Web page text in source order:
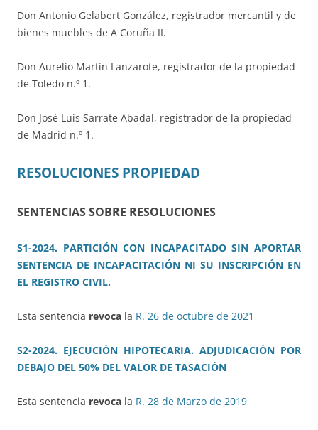
Don Antonio Gelabert González, registrador mercantil y de
bienes muebles de A Coruña II.
Don Aurelio Martín Lanzarote, registrador de la propiedad
de Toledo n.º 1.
Don José Luis Sarrate Abadal, registrador de la propiedad
de Madrid n.º 1.
RESOLUCIONES PROPIEDAD
SENTENCIAS SOBRE RESOLUCIONES
S1-2024. PARTICIÓN CON INCAPACITADO SIN APORTAR
SENTENCIA DE INCAPACITACIÓN NI SU INSCRIPCIÓN EN
EL REGISTRO CIVIL.
Esta sentencia revoca la R. 26 de octubre de 2021
S2-2024. EJECUCIÓN HIPOTECARIA. ADJUDICACIÓN POR
DEBAJO DEL 50% DEL VALOR DE TASACIÓN
Esta sentencia revoca la R. 28 de Marzo de 2019